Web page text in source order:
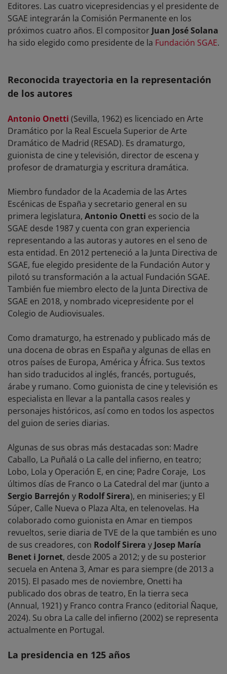
Editores. Las cuatro vicepresidencias y el presidente de
SGAE integrarán la Comisión Permanente en los
próximos cuatro años. El compositor Juan José Solana
ha sido elegido como presidente de la Fundación SGAE.
Reconocida trayectoria en la representación
de los autores
Antonio Onetti (Sevilla, 1962) es licenciado en Arte
Dramático por la Real Escuela Superior de Arte
Dramático de Madrid (RESAD). Es dramaturgo,
guionista de cine y televisión, director de escena y
profesor de dramaturgia y escritura dramática.
Miembro fundador de la Academia de las Artes
Escénicas de España y secretario general en su
primera legislatura, Antonio Onetti es socio de la
SGAE desde 1987 y cuenta con gran experiencia
representando a las autoras y autores en el seno de
esta entidad. En 2012 perteneció a la Junta Directiva de
SGAE, fue elegido presidente de la Fundación Autor y
pilotó su transformación a la actual Fundación SGAE.
También fue miembro electo de la Junta Directiva de
SGAE en 2018, y nombrado vicepresidente por el
Colegio de Audiovisuales.
Como dramaturgo, ha estrenado y publicado más de
una docena de obras en España y algunas de ellas en
otros países de Europa, América y África. Sus textos
han sido traducidos al inglés, francés, portugués,
árabe y rumano. Como guionista de cine y televisión es
especialista en llevar a la pantalla casos reales y
personajes históricos, así como en todos los aspectos
del guion de series diarias.
Algunas de sus obras más destacadas son: Madre
Caballo, La Puñalá o La calle del infierno, en teatro;
Lobo, Lola y Operación E, en cine; Padre Coraje, Los
últimos días de Franco o La Catedral del mar (junto a
Sergio Barrejón y Rodolf Sirera), en miniseries; y El
Súper, Calle Nueva o Plaza Alta, en telenovelas. Ha
colaborado como guionista en Amar en tiempos
revueltos, serie diaria de TVE de la que también es uno
de sus creadores, con Rodolf Sirera y Josep María
Benet i Jornet, desde 2005 a 2012; y de su posterior
secuela en Antena 3, Amar es para siempre (de 2013 a
2015). El pasado mes de noviembre, Onetti ha
publicado dos obras de teatro, En la tierra seca
(Annual, 1921) y Franco contra Franco (editorial Ñaque,
2024). Su obra La calle del infierno (2002) se representa
actualmente en Portugal.
La presidencia en 125 años